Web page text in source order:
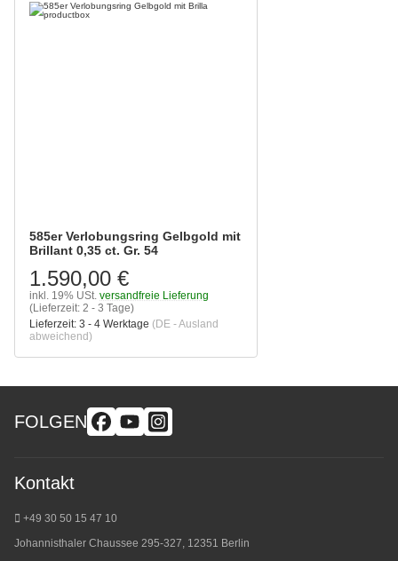
585er Verlobungsring Gelbgold mit
Brillant 0,35 ct. Gr. 54
1.590,00 €
inkl. 19% USt. versandfreie Lieferung
(Lieferzeit: 2 - 3 Tage)
Lieferzeit: 3 - 4 Werktage (DE - Ausland
abweichend)
FOLGEN
Kontakt
+49 30 50 15 47 10
Johannisthaler Chaussee 295-327, 12351 Berlin